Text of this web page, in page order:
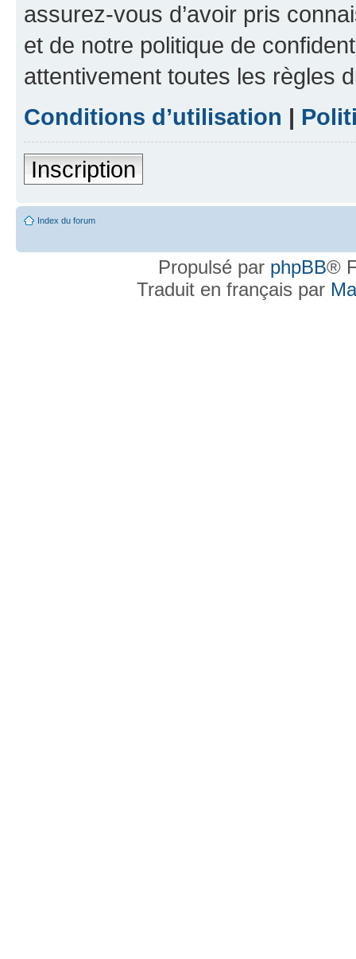
assurez-vous d’avoir pris
et de notre politique de
attentivement toutes les règles
Conditions d’utilisation |
Inscription
Index du forum
Propulsé par phpBB®
Traduit en français par